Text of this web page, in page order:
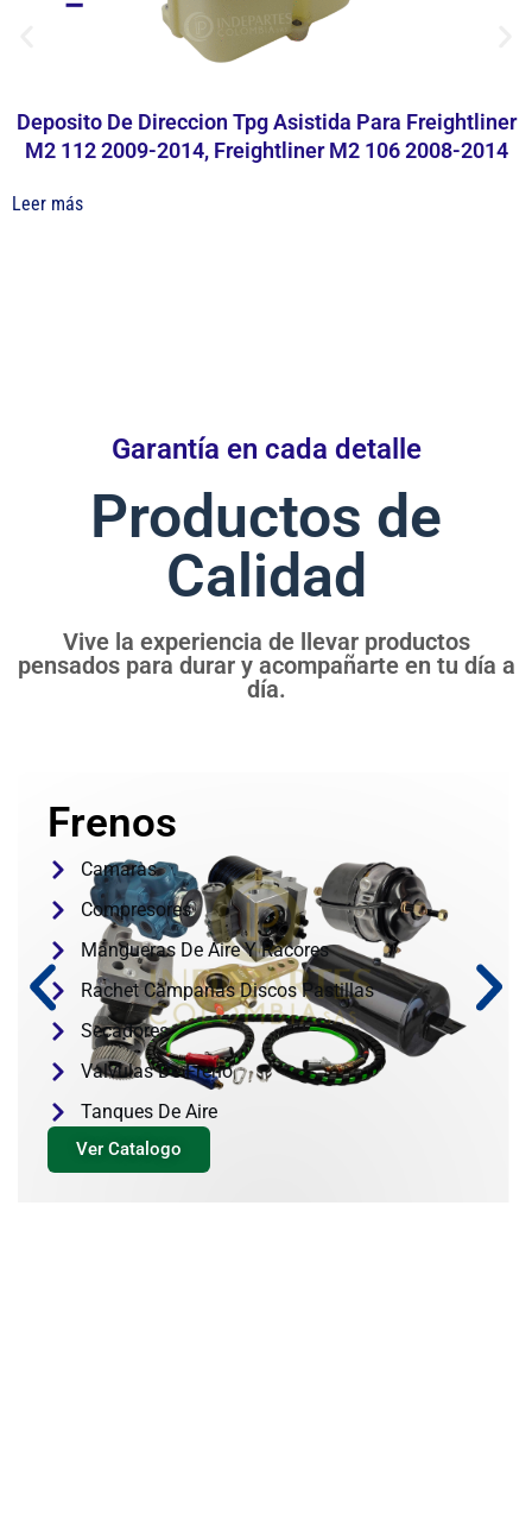
Deposito De Direccion Tpg Asistida Para Freightliner
M2 112 2009-2014, Freightliner M2 106 2008-2014
Leer más
Garantía en cada detalle
Productos de
Calidad
Vive la experiencia de llevar productos
pensados para durar y acompañarte en tu día a
día.
Frenos
Camaras
Compresores
Mangueras De Aire Y Racores
Rachet Campanas Discos Pastillas
Secadores
Valvulas De Freno
Tanques De Aire
Ver Catalogo